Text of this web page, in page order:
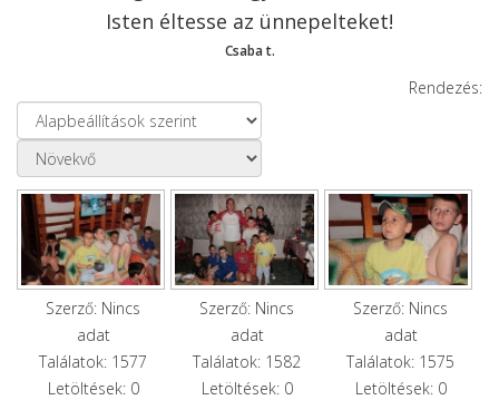
Isten éltesse az ünnepelteket!
Csaba t.
Rendezés:
Szerző: Nincs
adat
Találatok: 1577
Letöltések: 0
Szerző: Nincs
adat
Találatok: 1582
Letöltések: 0
Szerző: Nincs
adat
Találatok: 1575
Letöltések: 0